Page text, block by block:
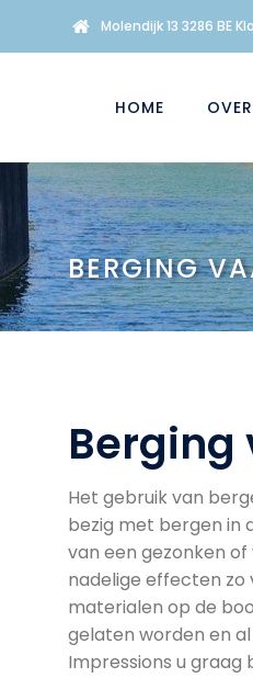
Molendijk 13 3286 BE
HOME
BERGING
Het gebruik van
bezig met bergen in
van een gezonken
nadelige effecten zo
materialen op de
gelaten worden en
Impressions u graag